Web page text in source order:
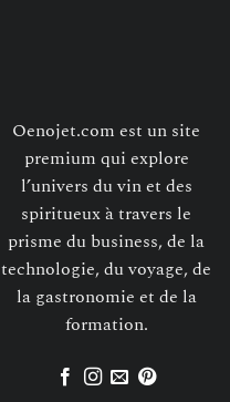
Oenojet.com est un site
premium qui explore
l’univers du vin et des
spiritueux à travers le
prisme du business, de la
technologie, du voyage, de
la gastronomie et de la
formation.